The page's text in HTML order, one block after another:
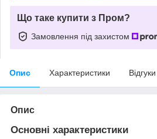
Що таке купити з Пром?
Замовлення під захистом
Опис Характеристики
Опис
Основні характеристики